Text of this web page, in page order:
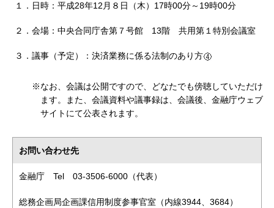
１． 日時 ： 平成28年12月８日（木）17時00分～19時00分
２． 会場 ： 中央合同庁舎第７号館 13階 共用第１特別会議室
３． 議事（予定） ： 決済業務に係る法制のあり方
※なお、会議は公開ですので、どなたでも傍聴していただけ
ます。また、会議資料や議事録は、会議後、金融庁ウェブ
サイトにて公表されます。
お問い合わせ先
金融庁 Tel 03-3506-6000（代表）
総務企画局企画課信用制度参事官室（内線3944、3684）